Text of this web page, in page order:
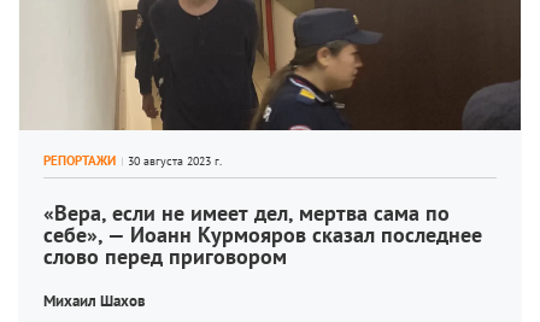
РЕПОРТАЖИ
«Вера, если не имеет дел, мертва сама по
себе», — Иоанн Курмояров сказал последнее
слово перед приговором
Михаил Шахов